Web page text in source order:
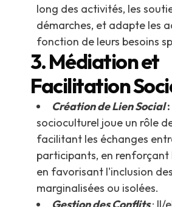
long des activités, les
démarches, et adapte les
fonction de leurs besoins
3. Médiation et
Facilitation
Création de Lien Social:
socioculturel joue un rôle
facilitant les échanges
participants, en renforçant
en favorisant l'inclusion
marginalisées ou isolées.